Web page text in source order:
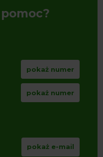
pokaż numer
pokaż numer
pokaż e-mail